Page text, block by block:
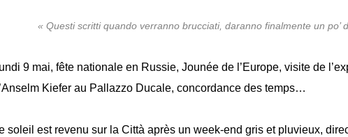
« Questi scritti quando verranno brucciati, daranno finalmente un po’
9 mai, fête nationale en Russie, Jounée de l’Europe, visite de
Kiefer au Pallazzo Ducale, concordance des temps…
soleil est revenu sur la Città après un week-end gris et pluvieux,